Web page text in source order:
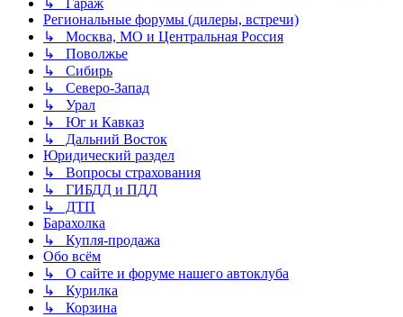
↳ Гараж
Региональные форумы (дилеры, встречи)
↳ Москва, МО и Центральная Россия
↳ Поволжье
↳ Сибирь
↳ Северо-Запад
↳ Урал
↳ Юг и Кавказ
↳ Дальний Восток
Юридический раздел
↳ Вопросы страхования
↳ ГИБДД и ПДД
↳ ДТП
Барахолка
↳ Купля-продажа
Обо всём
↳ О сайте и форуме нашего автоклуба
↳ Курилка
↳ Корзина